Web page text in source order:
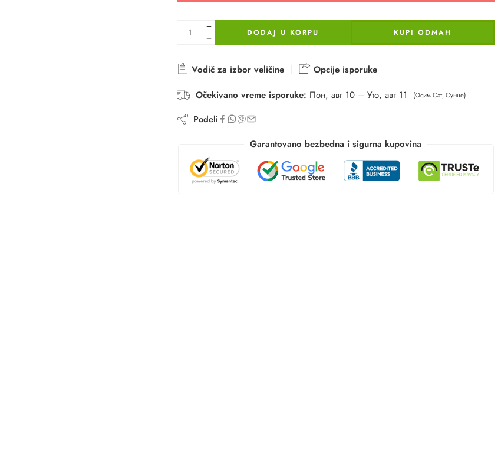
DODAJ U KORPU KUPI ODMAH
Vodič za izbor veličine
Opcije isporuke
Očekivano vreme isporuke: Пон, авг 10 – Уто, авг 11 (Осим Сат, Сунце)
Podeli
Garantovano bezbedna i sigurna kupovina